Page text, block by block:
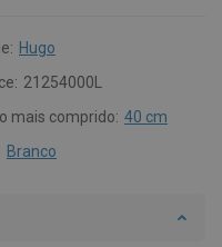
Hugo
21254000L
mais comprido: 40 cm
Branco